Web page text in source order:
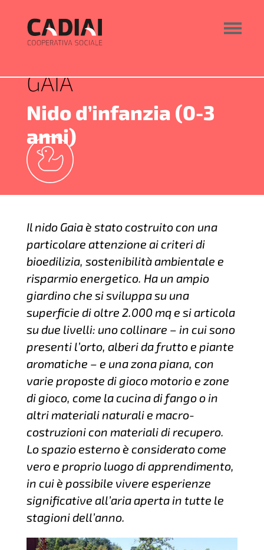
GAIA
Nido d’infanzia (0-3
anni)
Il nido Gaia è stato costruito con una
particolare attenzione ai criteri di
bioedilizia, sostenibilità ambientale e
risparmio energetico. Ha un ampio
giardino che si sviluppa su una
superficie di oltre 2.000 mq e si articola
su due livelli: uno collinare – in cui sono
presenti l’orto, alberi da frutto e piante
aromatiche – e una zona piana, con
varie proposte di gioco motorio e zone
di gioco, come la cucina di fango o in
altri materiali naturali e macro-
costruzioni con materiali di recupero.
Lo spazio esterno è considerato come
vero e proprio luogo di apprendimento,
in cui è possibile vivere esperienze
significative all’aria aperta in tutte le
stagioni dell’anno.